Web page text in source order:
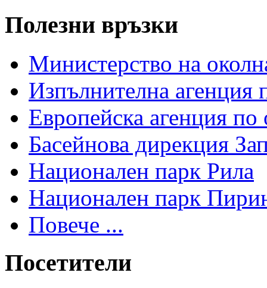
Полезни връзки
Министерство на
Изпълнителна агенция
Европейска агенция по
Басейнова дирекция
Национален парк Рила
Национален парк
Повече ...
Посетители